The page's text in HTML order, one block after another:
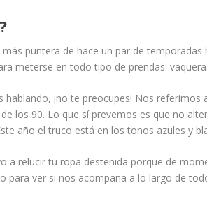
puntera de hace un par de
meterse en todo tipo de prendas:
hablando, ¡no te preocupes! Nos
los 90. Lo que sí prevemos es que no
año el truco está en los tonos azules y
a relucir tu ropa desteñida porque de
para ver si nos acompaña a lo largo de